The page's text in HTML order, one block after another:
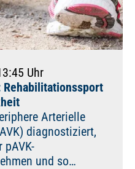
Uhr
Arterielle
diagnostiziert,
pAVK-
und so…